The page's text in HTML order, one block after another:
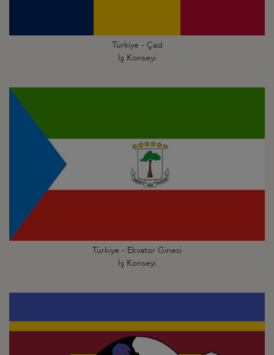
Türkiye - Çad
İş Konseyi
Türkiye - Ekvator Ginesi
İş Konseyi